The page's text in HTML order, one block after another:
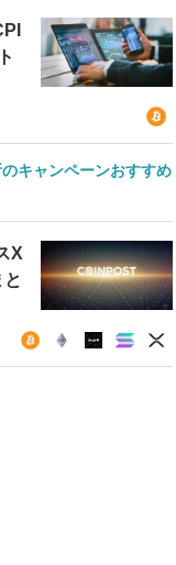
キャンペーンおすすめ
X